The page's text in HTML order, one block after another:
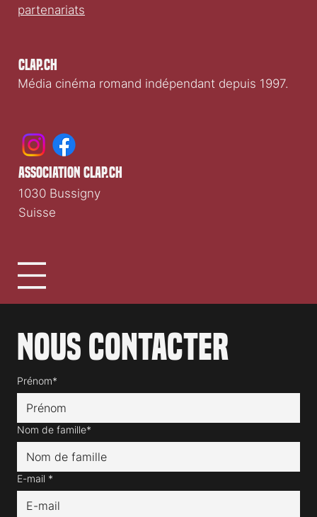
Clap.ch
Média cinéma romand indépendant depuis 1997.
partenariats
Nous contacter
Prénom*
Nom de famille*
E-mail *
association clap.ch
1030 Bussigny
Suisse